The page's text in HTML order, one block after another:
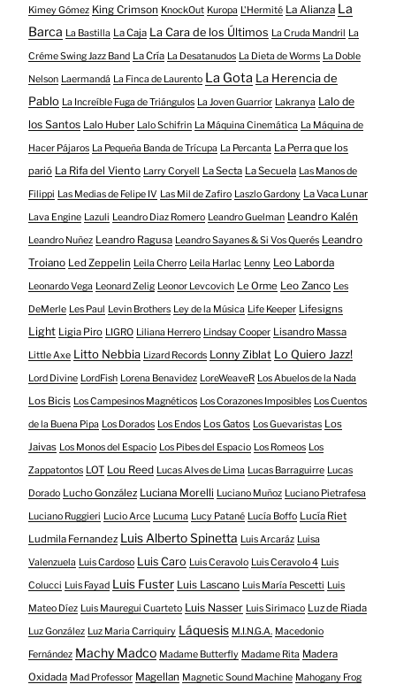
Kimey Gómez King Crimson KnockOut Kuropa L'Hermité La Alianza La
Barca La Bastilla La Caja La Cara de los Últimos La Cruda Mandril
La
Créme Swing Jazz Band La Cría La Desatanudos La Dieta de Worms La Doble
Nelson Laermandá La Finca de Laurento La Gota La Herencia de
Pablo La Increíble Fuga de Triángulos La Joven Guarrior Lakranya Lalo de
los Santos Lalo Huber Lalo Schifrin La Máquina Cinemática La Máquina de
Hacer Pájaros La Pequeña Banda de Trícupa La Percanta La Perra que los
parió La Rifa del Viento Larry Coryell La Secta La Secuela Las Manos de
Filippi Las Medias de Felipe IV Las Mil de Zafiro Laszlo Gardony La Vaca Lunar
Lava Engine Lazuli Leandro Diaz Romero Leandro Guelman Leandro Kalén
Leandro Nuñez Leandro Ragusa Leandro Sayanes & Si Vos Querés Leandro
Troiano Led Zeppelin Leila Cherro Leila Harlac Lenny Leo Laborda
Leonardo Vega Leonard Zelig Leonor Levcovich Le Orme Leo Zanco Les
DeMerle Les Paul Levin Brothers Ley de la Música Life Keeper Lifesigns
Light Ligia Piro LIGRO Liliana Herrero Lindsay Cooper Lisandro Massa
Little Axe Litto Nebbia Lizard Records Lonny Ziblat Lo Quiero Jazz!
Lord Divine LordFish Lorena Benavidez LoreWeaveR Los Abuelos de la Nada
Los Bicis Los Campesinos Magnéticos Los Corazones Imposibles Los Cuentos
de la Buena Pipa Los Dorados Los Endos Los Gatos Los Guevaristas Los
Jaivas Los Monos del Espacio Los Pibes del Espacio Los Romeos Los
Zappatontos LOT Lou Reed Lucas Alves de Lima Lucas Barraguirre Lucas
Dorado Lucho González Luciana Morelli Luciano Muñoz Luciano Pietrafesa
Luciano Ruggieri Lucio Arce Lucuma Lucy Patané Lucía Boffo Lucía Riet
Ludmila Fernandez Luis Alberto Spinetta Luis Arcaráz Luisa
Valenzuela Luis Cardoso Luis Caro Luis Ceravolo Luis Ceravolo 4 Luis
Colucci Luis Fayad Luis Fuster Luis Lascano Luis María Pescetti Luis
Mateo Díez Luis Mauregui Cuarteto Luis Nasser Luis Sirimaco Luz de Riada
Luz González Luz Maria Carriquiry Láquesis M.I.N.G.A. Macedonio
Fernández Machy Madco Madame Butterfly Madame Rita Madera
Oxidada Mad Professor Magellan Magnetic Sound Machine Mahogany Frog